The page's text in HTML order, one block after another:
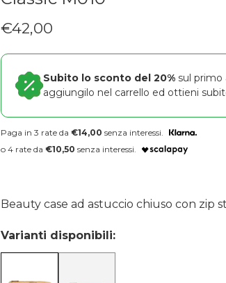
Prezzo regolare
€42,00
Subito lo sconto del 20% sul primo
aggiungilo nel carrello ed ottieni
Paga in 3 rate da €14,00 senza interessi.
o 4 rate da €10,50 senza interessi.
Beauty case ad astuccio chiuso con zip
Varianti disponibili: